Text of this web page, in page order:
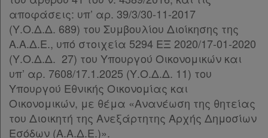
Ψάχνω
και
δε
βρίσκω
αποφάσεις: υπ’ αρ. 39/3/30-11-2017
(Υ.Ο.Δ.Δ. 689) του Συμβουλίου Διοίκησης της
Α.Α.Δ.Ε., υπό στοιχεία 5294 ΕΞ 2020/17-01-2020
(Υ.Ο.Δ.Δ. 27) του Υπουργού Οικονομικών και
υπ’ αρ. 7608/17.1.2025 (Υ.Ο.Δ.Δ. 11) του
Υπουργού Εθνικής Οικονομίας και
Οικονομικών, με θέμα «Ανανέωση της θητείας
του Διοικητή της Ανεξάρτητης Αρχής Δημοσίων
Εσόδων (Α.Α.Δ.Ε.)».